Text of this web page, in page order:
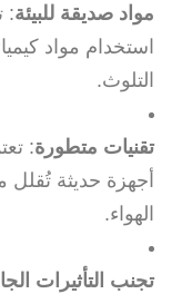
مواد صديقة للبيئة:
استخدام مواد
التلوث.
تقنيات متطورة:
أجهزة حديثة تُقلل
الهواء.
تجنب التأثيرات